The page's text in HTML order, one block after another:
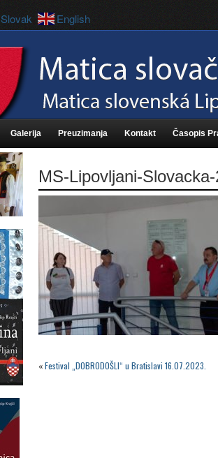
Galerija Preuzimanja Kontakt Časopis
MS-Lipovljani-
«Festival „DOBRODOŠLI“ u Bratislavi 16.07.2023.
Slovak English